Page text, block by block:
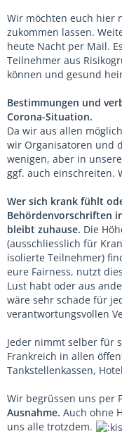
Wir möchten euch hier
zukommen lassen.
heute Nacht per Mail.
Teilnehmer aus
können und gesund
Bestimmungen und
Corona-Situation.
Da wir aus allen
wir Organisatoren und
wenigen, aber in
ggf. auch einschreiten.
Wer sich krank fühlt
Behördenvorschriften
bleibt zuhause. Die
(ausschliesslich für
isolierte Teilnehmer)
eure Fairness, nutzt
Lust habt oder aus
wäre sehr schade für
verantwortungsvollen
Jeder nimmt selber für
Frankreich in allen
Tankstellenkassen,
Wir begrüssen uns per
Ausnahme. Auch ohne
uns alle trotzdem.